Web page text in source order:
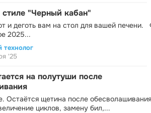
стиле "Черный кабан"
и деготь вам на стол для вашей печени.
2025...
технолог
'25
на полутуши после
Остаётся щетина после
циклов, замену бил,...